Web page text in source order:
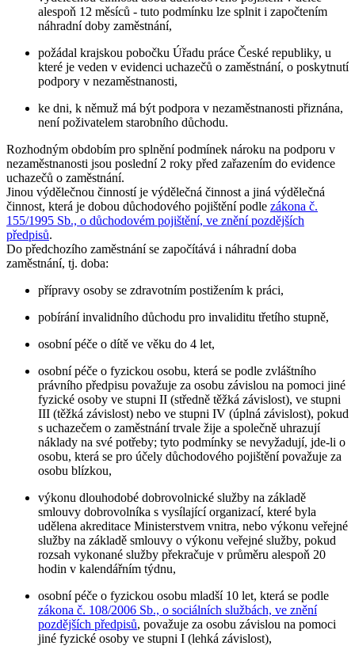
alespoň 12 měsíců - tuto podmínku lze splnit i započtením
náhradní doby zaměstnání,
požádal krajskou pobočku Úřadu práce České republiky, u
které je veden v evidenci uchazečů o zaměstnání, o poskytnutí
podpory v nezaměstnanosti,
ke dni, k němuž má být podpora v nezaměstnanosti přiznána,
není poživatelem starobního důchodu.
Rozhodným obdobím pro splnění podmínek nároku na podporu v
nezaměstnanosti jsou poslední 2 roky před zařazením do evidence
uchazečů o zaměstnání.
Jinou výdělečnou činností je výdělečná činnost a jiná výdělečná
činnost, která je dobou důchodového pojištění podle zákona č.
155/1995 Sb., o důchodovém pojištění, ve znění pozdějších
předpisů.
Do předchozího zaměstnání se započítává i náhradní doba
zaměstnání, tj. doba:
přípravy osoby se zdravotním postižením k práci,
pobírání invalidního důchodu pro invaliditu třetího stupně,
osobní péče o dítě ve věku do 4 let,
osobní péče o fyzickou osobu, která se podle zvláštního
právního předpisu považuje za osobu závislou na pomoci jiné
fyzické osoby ve stupni II (středně těžká závislost), ve stupni
III (těžká závislost) nebo ve stupni IV (úplná závislost), pokud
s uchazečem o zaměstnání trvale žije a společně uhrazují
náklady na své potřeby; tyto podmínky se nevyžadují, jde-li o
osobu, která se pro účely důchodového pojištění považuje za
osobu blízkou,
výkonu dlouhodobé dobrovolnické služby na základě
smlouvy dobrovolníka s vysílající organizací, které byla
udělena akreditace Ministerstvem vnitra, nebo výkonu veřejné
služby na základě smlouvy o výkonu veřejné služby, pokud
rozsah vykonané služby překračuje v průměru alespoň 20
hodin v kalendářním týdnu,
osobní péče o fyzickou osobu mladší 10 let, která se podle
zákona č. 108/2006 Sb., o sociálních službách, ve znění
pozdějších předpisů, považuje za osobu závislou na pomoci
jiné fyzické osoby ve stupni I (lehká závislost),